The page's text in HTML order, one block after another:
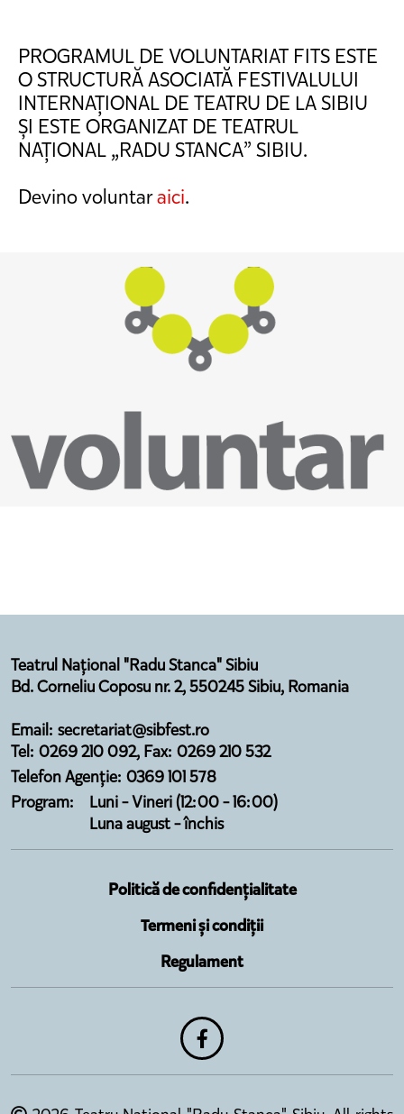
PROGRAMUL DE VOLUNTARIAT FITS ESTE
O STRUCTURĂ ASOCIATĂ FESTIVALULUI
INTERNAȚIONAL DE TEATRU DE LA SIBIU
ȘI ESTE ORGANIZAT DE TEATRUL
NAȚIONAL „RADU STANCA” SIBIU.
Devino voluntaraici.
Teatrul Național "Radu Stanca" Sibiu
Bd. Corneliu Coposu nr. 2, 550245 Sibiu, Romania
Email: secretariat@sibfest.ro
Tel: 0269 210 092, Fax: 0269 210 532
Telefon Agenție: 0369 101 578
Program:
Luni - Vineri (12:00 - 16:00)
Luna august - închis
Politică de confidențialitate
Termeni și condiții
Regulament